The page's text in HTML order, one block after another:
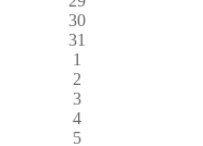
30
31
1
2
3
4
5